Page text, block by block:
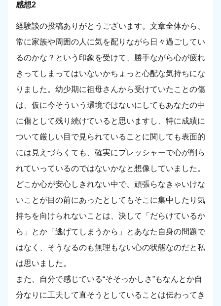
感想2
経験談の投稿ありがとうございます。文章全体から、
常に家族や周囲の人に気を配りながら日々過ごしてい
るのかな？という印象を受けて、勝手ながら心が疲れ
きってしまってはいないかちょっと心配な気持ちにな
りました。幼少期に祖母さんから受けていたことの傷
は、仮に今そういう環境ではないにしてもあなたの中
に傷として残り続けていると思いますし、特に成績に
ついて厳しい目で見られていることに関しても表面的
には見えづらくても、確実にプレッシャーで心が削ら
れていっているのではないかなと想像していました。
どこか心が安心しきれない中で、頑張らなきゃいけな
いことが目の前にあったとしてもそこに集中したり気
持ちを向けられないことは、決して「だらけているか
ら」とか「逃げてしまうから」とあなた自身の問題で
はなく、そうなるのも無理もない心の状態なのだと私
は思いました。
また、自分で感じている“そそっかしさ”もなんとか自
分なりに工夫して直そうとしていることは伝わってき